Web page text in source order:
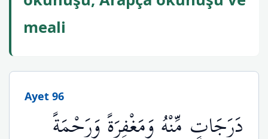
meali
Ayet 96
دَرَجَاتٍ مِّنْهُ وَمَغْفِرَةً وَرَحْمَةً